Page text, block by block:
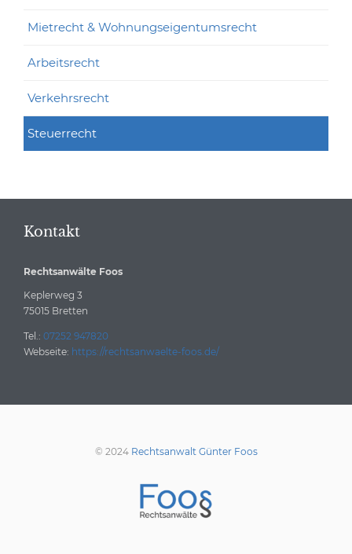
Mietrecht & Wohnungseigentumsrecht
Arbeitsrecht
Verkehrsrecht
Steuerrecht
Kontakt
Rechtsanwälte Foos
Keplerweg 3
75015 Bretten
Tel.: 07252 947820
Webseite: https://rechtsanwaelte-foos.de/
© 2024 Rechtsanwalt Günter Foos